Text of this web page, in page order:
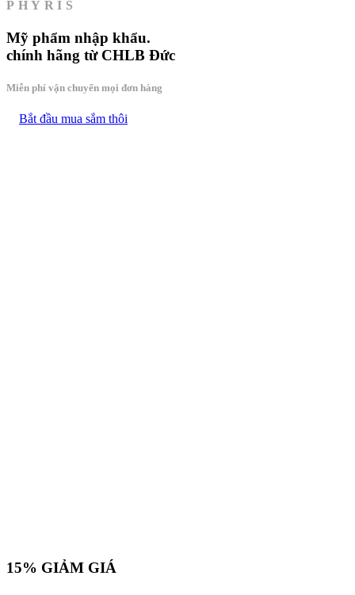
PHYRIS
Mỹ phẩm nhập khẩu.
chính hãng từ CHLB Đức
Miễn phí vận chuyển mọi đơn hàng
Bắt đầu mua sắm thôi
15% GIẢM GIÁ